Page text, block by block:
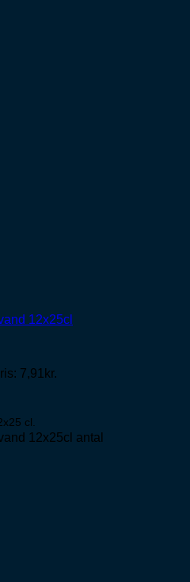
12x25cl
7,91kr.
cl.
12x25cl antal